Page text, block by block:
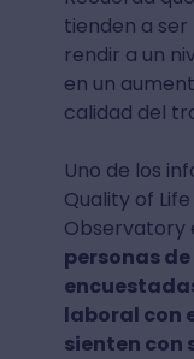
tienden a
rendir a un
en un
calidad del
Uno de los
Quality of
Observatory
personas
laboral con
sienten con